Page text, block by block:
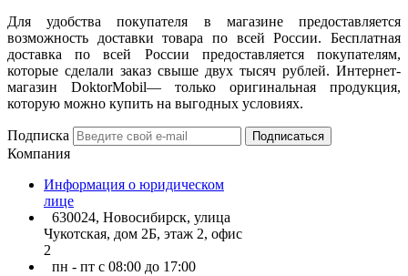
Для удобства покупателя в магазине предоставляется
возможность доставки товара по всей России. Бесплатная
доставка по всей России предоставляется покупателям,
которые сделали заказ свыше двух тысяч рублей. Интернет-
магазин DoktorMobil— только оригинальная продукция,
которую можно купить на выгодных условиях.
Подписка Подписаться
Компания
Информация о юридическом
лице
630024, Новосибирск, улица
Чукотская, дом 2Б, этаж 2, офис
2
пн - пт с 08:00 до 17:00